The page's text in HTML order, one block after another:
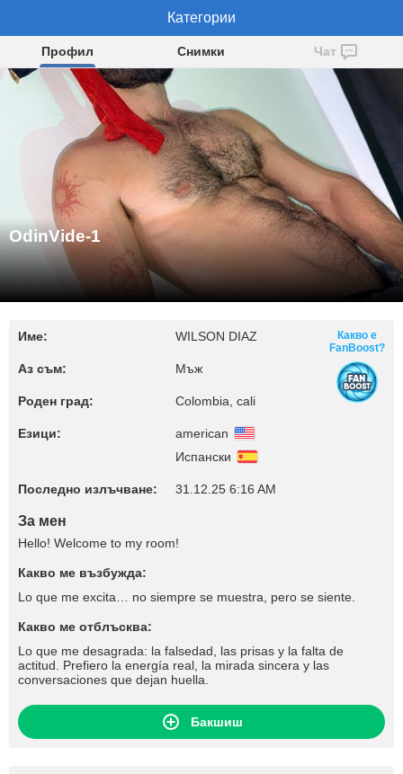
OdinVide-1
Профил Снимки Чат
OdinVide-1
Име: WILSON DIAZ
Аз съм: Мъж
Роден град: Colombia, cali
Езици:
american
Испански
Последно излъчване: 31.12.25 6:16 AM
Какво е
FanBoost?
За мен
Hello! Welcome to my room!
Какво ме възбужда:
Lo que me excita… no siempre se muestra, pero se siente.
Какво ме отблъсква:
Lo que me desagrada: la falsedad, las prisas y la falta de
actitud. Prefiero la energía real, la mirada sincera y las
conversaciones que dejan huella.
Бакшиш
Категории